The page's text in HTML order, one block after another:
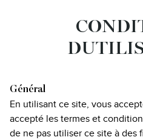
Général
En utilisant ce site, vous
accepté les termes et
de ne pas utiliser ce site à des